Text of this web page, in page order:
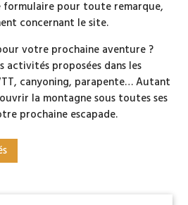
formulaire pour toute remarque,
concernant le site.
votre prochaine aventure ?
activités proposées dans les
canyoning, parapente… Autant
la montagne sous toutes ses
prochaine escapade.